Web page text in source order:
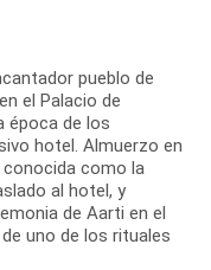
pueblo de
el Palacio de
época de los
hotel. Almuerzo en
conocida como la
al hotel, y
de Aarti en el
uno de los rituales